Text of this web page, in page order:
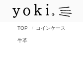
TOP コインケース
牛革